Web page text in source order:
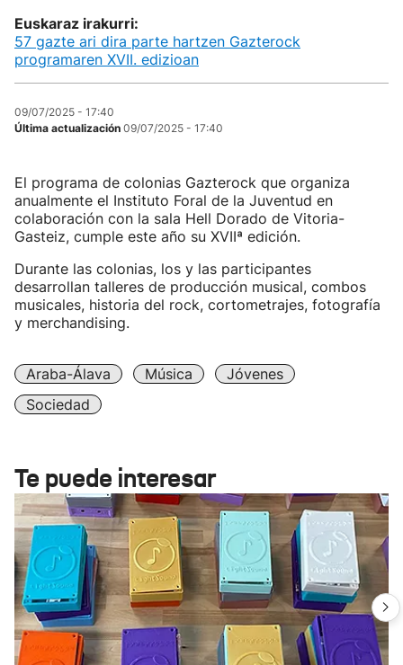
Euskaraz irakurri:
57 gazte ari dira parte hartzen Gazterock
programaren XVII. edizioan
09/07/2025 - 17:40
Última actualización 09/07/2025 - 17:40
El programa de colonias Gazterock que organiza
anualmente el Instituto Foral de la Juventud en
colaboración con la sala Hell Dorado de Vitoria-
Gasteiz, cumple este año su XVIIª edición.
Durante las colonias, los y las participantes
desarrollan talleres de producción musical, combos
musicales, historia del rock, cortometrajes, fotografía
y merchandising.
Araba-Álava Música
Jóvenes
Sociedad
Te puede interesar